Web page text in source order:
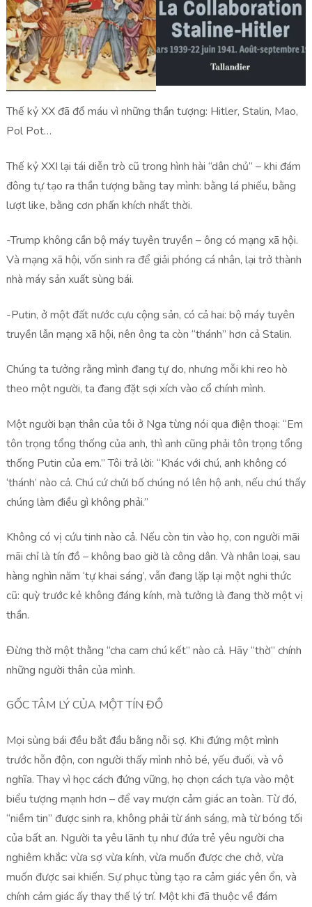
Thế kỷ XX đã đổ máu vì những thần tượng: Hitler, Stalin, Mao,
Pol Pot…
Thế kỷ XXI lại tái diễn trò cũ trong hình hài “dân chủ” – khi đám
đông tự tạo ra thần tượng bằng tay mình: bằng lá phiếu, bằng
lượt like, bằng cơn phấn khích nhất thời.
-Trump không cần bộ máy tuyên truyền – ông có mạng xã hội.
Và mạng xã hội, vốn sinh ra để giải phóng cá nhân, lại trở thành
nhà máy sản xuất sùng bái.
-Putin, ở một đất nước cựu cộng sản, có cả hai: bộ máy tuyên
truyền lẫn mạng xã hội, nên ông ta còn “thánh” hơn cả Stalin.
Chúng ta tưởng rằng mình đang tự do, nhưng mỗi khi reo hò
theo một người, ta đang đặt sợi xích vào cổ chính mình.
Một người bạn thân của tôi ở Nga từng nói qua điện thoại: “Em
tôn trọng tổng thống của anh, thì anh cũng phải tôn trọng tổng
thống Putin của em.” Tôi trả lời: “Khác với chú, anh không có
‘thánh’ nào cả. Chú cứ chửi bố chúng nó lên hộ anh, nếu chú thấy
chúng làm điều gì không phải.”
Không có vị cứu tinh nào cả. Nếu còn tin vào họ, con người mãi
mãi chỉ là tín đồ – không bao giờ là công dân. Và nhân loại, sau
hàng nghìn năm ‘tự khai sáng’, vẫn đang lặp lại một nghi thức
cũ: quỳ trước kẻ không đáng kính, mà tưởng là đang thờ một vị
thần.
Đừng thờ một thằng “cha cam chú kết” nào cả. Hãy “thờ” chính
những người thân của mình.
GỐC TÂM LÝ CỦA MỘT TÍN ĐỒ
Mọi sùng bái đều bắt đầu bằng nỗi sợ. Khi đứng một mình
trước hỗn độn, con người thấy mình nhỏ bé, yếu đuối, và vô
nghĩa. Thay vì học cách đứng vững, họ chọn cách tựa vào một
biểu tượng mạnh hơn – để vay mượn cảm giác an toàn. Từ đó,
“niềm tin” được sinh ra, không phải từ ánh sáng, mà từ bóng tối
của bất an. Người ta yêu lãnh tụ như đứa trẻ yêu người cha
nghiêm khắc: vừa sợ vừa kính, vừa muốn được che chở, vừa
muốn được sai khiến. Sự phục tùng tạo ra cảm giác yên ổn, và
chính cảm giác ấy thay thế lý trí. Một khi đã thuộc về đám